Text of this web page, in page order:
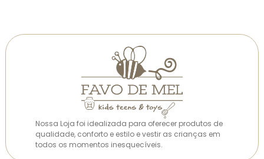
Nossa Loja foi idealizada para oferecer produtos de
qualidade, conforto e estilo e vestir as crianças em
todos os momentos inesquecíveis.